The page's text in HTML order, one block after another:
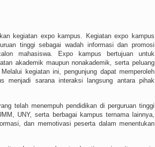
kegiatan expo kampus. Kegiatan expo kampus
tinggi sebagai wadah informasi dan promosi
mahasiswa. Expo kampus bertujuan untuk
akademik maupun nonakademik, serta peluang
kegiatan ini, pengunjung dapat memperoleh
menjadi sarana interaksi langsung antara pihak
telah menempuh pendidikan di perguruan tinggi
UNY, serta berbagai kampus ternama lainnya,
dan memotivasi peserta dalam menentukan